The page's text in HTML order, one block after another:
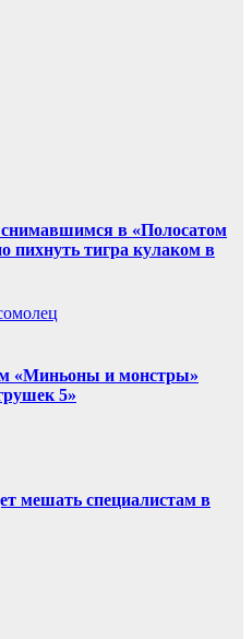
в «Полосатом
пихнуть тигра кулаком в
«Миньоны и монстры»
5»
мешать специалистам в